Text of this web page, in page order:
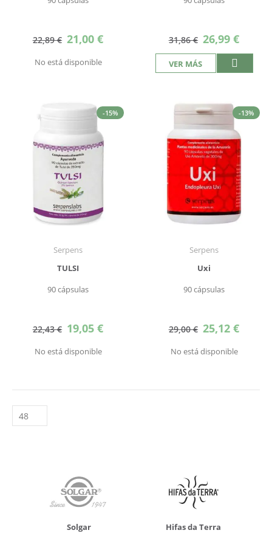
22,89 € Precio
especial
21,00 €
No está disponible
31,86 € Precio
especial
26,99 €
VER MÁS
-15%
Serpens
TULSI
90 cápsulas
22,43 € Precio
especial
19,05 €
No está disponible
-13%
Serpens
Uxi
90 cápsulas
29,00 € Precio
especial
25,12 €
No está disponible
Solgar Hifas da Terra